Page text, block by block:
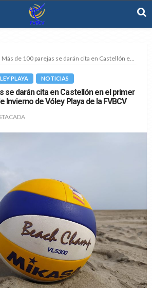
Más de 100 parejas se darán cita en Castellón en el primer torneo de la Liga de Invierno de Vóley Playa de la FVBCV
PLAYA NOTICIAS
se darán cita en Castellón en el primer
Invierno de Vóley Playa de la FVBCV